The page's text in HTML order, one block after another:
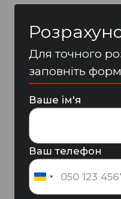
Для точного
заповніть
Ваше ім'я
Ваш телефон